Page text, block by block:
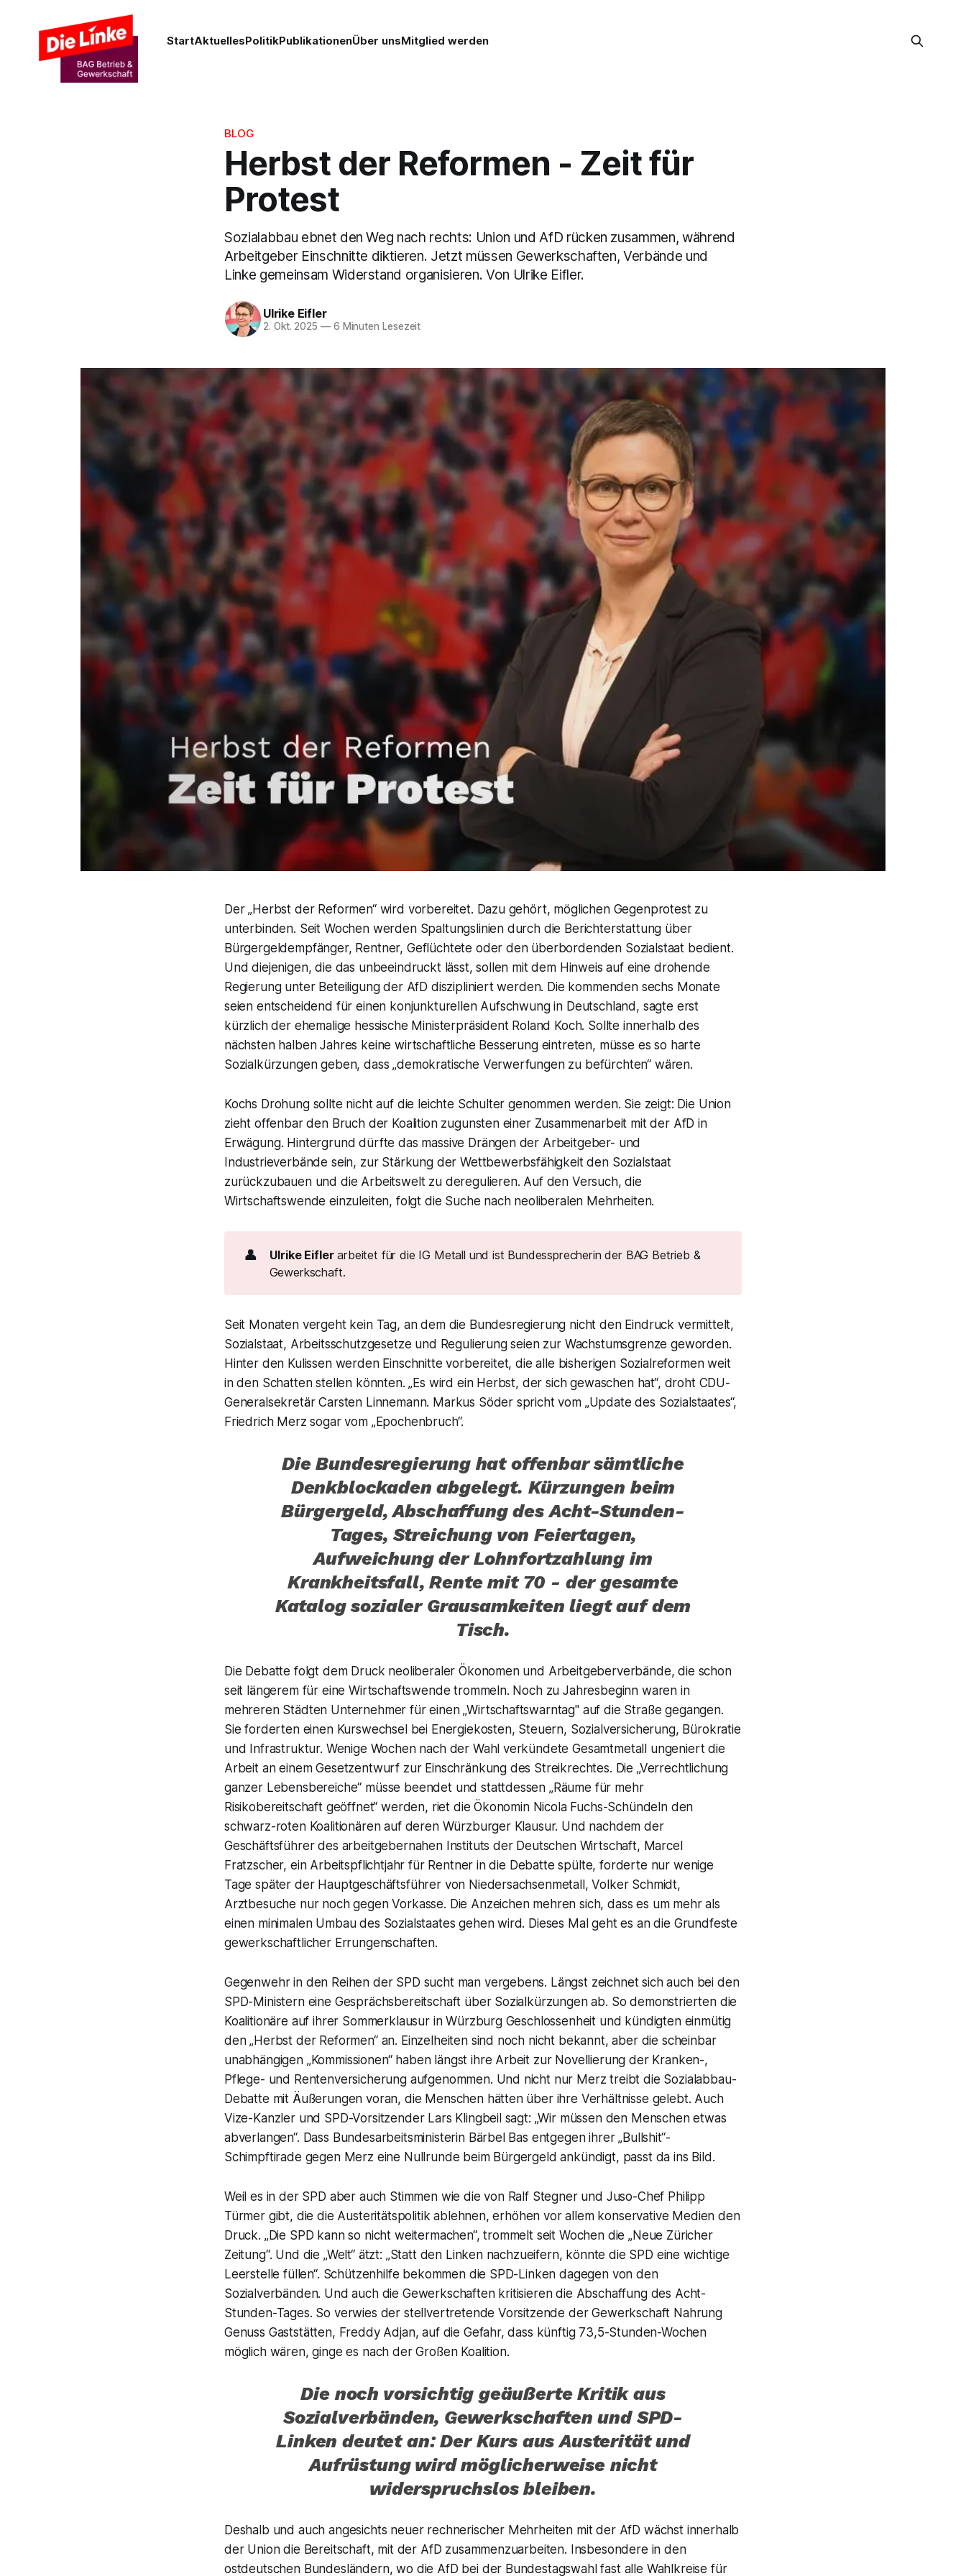
StartAktuellesPolitikPublikationenÜber unsMitglied werden
BLOG
Herbst der Reformen - Zeit für
Protest
Sozialabbau ebnet den Weg nach rechts: Union und AfD rücken zusammen, während
Arbeitgeber Einschnitte diktieren. Jetzt müssen Gewerkschaften, Verbände und
Linke gemeinsam Widerstand organisieren. Von Ulrike Eifler.
Ulrike Eifler
2. Okt. 2025 —6 Minuten Lesezeit
Der „Herbst der Reformen“ wird vorbereitet. Dazu gehört, möglichen Gegenprotest zu
unterbinden. Seit Wochen werden Spaltungslinien durch die Berichterstattung über
Bürgergeldempfänger, Rentner, Geflüchtete oder den überbordenden Sozialstaat bedient.
Und diejenigen, die das unbeeindruckt lässt, sollen mit dem Hinweis auf eine drohende
Regierung unter Beteiligung der AfD diszipliniert werden. Die kommenden sechs Monate
seien entscheidend für einen konjunkturellen Aufschwung in Deutschland, sagte erst
kürzlich der ehemalige hessische Ministerpräsident Roland Koch. Sollte innerhalb des
nächsten halben Jahres keine wirtschaftliche Besserung eintreten, müsse es so harte
Sozialkürzungen geben, dass „demokratische Verwerfungen zu befürchten“ wären.
Kochs Drohung sollte nicht auf die leichte Schulter genommen werden. Sie zeigt: Die Union
zieht offenbar den Bruch der Koalition zugunsten einer Zusammenarbeit mit der AfD in
Erwägung. Hintergrund dürfte das massive Drängen der Arbeitgeber- und
Industrieverbände sein, zur Stärkung der Wettbewerbsfähigkeit den Sozialstaat
zurückzubauen und die Arbeitswelt zu deregulieren. Auf den Versuch, die
Wirtschaftswende einzuleiten, folgt die Suche nach neoliberalen Mehrheiten.
👤 Ulrike Eiflerarbeitet für die IG Metall und ist Bundessprecherin der BAG Betrieb &
Gewerkschaft.
Seit Monaten vergeht kein Tag, an dem die Bundesregierung nicht den Eindruck vermittelt,
Sozialstaat, Arbeitsschutzgesetze und Regulierung seien zur Wachstumsgrenze geworden.
Hinter den Kulissen werden Einschnitte vorbereitet, die alle bisherigen Sozialreformen weit
in den Schatten stellen könnten. „Es wird ein Herbst, der sich gewaschen hat“, droht CDU-
Generalsekretär Carsten Linnemann. Markus Söder spricht vom „Update des Sozialstaates“,
Friedrich Merz sogar vom „Epochenbruch“.
Die Bundesregierung hat offenbar sämtliche
Denkblockaden abgelegt. Kürzungen beim
Bürgergeld, Abschaffung des Acht-Stunden-
Tages, Streichung von Feiertagen,
Aufweichung der Lohnfortzahlung im
Krankheitsfall, Rente mit 70 - der gesamte
Katalog sozialer Grausamkeiten liegt auf dem
Tisch.
Die Debatte folgt dem Druck neoliberaler Ökonomen und Arbeitgeberverbände, die schon
seit längerem für eine Wirtschaftswende trommeln. Noch zu Jahresbeginn waren in
mehreren Städten Unternehmer für einen „Wirtschaftswarntag" auf die Straße gegangen.
Sie forderten einen Kurswechsel bei Energiekosten, Steuern, Sozialversicherung, Bürokratie
und Infrastruktur. Wenige Wochen nach der Wahl verkündete Gesamtmetall ungeniert die
Arbeit an einem Gesetzentwurf zur Einschränkung des Streikrechtes. Die „Verrechtlichung
ganzer Lebensbereiche“ müsse beendet und stattdessen „Räume für mehr
Risikobereitschaft geöffnet“ werden, riet die Ökonomin Nicola Fuchs-Schündeln den
schwarz-roten Koalitionären auf deren Würzburger Klausur. Und nachdem der
Geschäftsführer des arbeitgebernahen Instituts der Deutschen Wirtschaft, Marcel
Fratzscher, ein Arbeitspflichtjahr für Rentner in die Debatte spülte, forderte nur wenige
Tage später der Hauptgeschäftsführer von Niedersachsenmetall, Volker Schmidt,
Arztbesuche nur noch gegen Vorkasse. Die Anzeichen mehren sich, dass es um mehr als
einen minimalen Umbau des Sozialstaates gehen wird. Dieses Mal geht es an die Grundfeste
gewerkschaftlicher Errungenschaften.
Gegenwehr in den Reihen der SPD sucht man vergebens. Längst zeichnet sich auch bei den
SPD-Ministern eine Gesprächsbereitschaft über Sozialkürzungen ab. So demonstrierten die
Koalitionäre auf ihrer Sommerklausur in Würzburg Geschlossenheit und kündigten einmütig
den „Herbst der Reformen“ an. Einzelheiten sind noch nicht bekannt, aber die scheinbar
unabhängigen „Kommissionen“ haben längst ihre Arbeit zur Novellierung der Kranken-,
Pflege- und Rentenversicherung aufgenommen. Und nicht nur Merz treibt die Sozialabbau-
Debatte mit Äußerungen voran, die Menschen hätten über ihre Verhältnisse gelebt. Auch
Vize-Kanzler und SPD-Vorsitzender Lars Klingbeil sagt: „Wir müssen den Menschen etwas
abverlangen“. Dass Bundesarbeitsministerin Bärbel Bas entgegen ihrer „Bullshit“-
Schimpftirade gegen Merz eine Nullrunde beim Bürgergeld ankündigt, passt da ins Bild.
Weil es in der SPD aber auch Stimmen wie die von Ralf Stegner und Juso-Chef Philipp
Türmer gibt, die die Austeritätspolitik ablehnen, erhöhen vor allem konservative Medien den
Druck. „Die SPD kann so nicht weitermachen“, trommelt seit Wochen die „Neue Züricher
Zeitung“. Und die „Welt“ ätzt: „Statt den Linken nachzueifern, könnte die SPD eine wichtige
Leerstelle füllen“. Schützenhilfe bekommen die SPD-Linken dagegen von den
Sozialverbänden. Und auch die Gewerkschaften kritisieren die Abschaffung des Acht-
Stunden-Tages. So verwies der stellvertretende Vorsitzende der Gewerkschaft Nahrung
Genuss Gaststätten, Freddy Adjan, auf die Gefahr, dass künftig 73,5-Stunden-Wochen
möglich wären, ginge es nach der Großen Koalition.
Die noch vorsichtig geäußerte Kritik aus
Sozialverbänden, Gewerkschaften und SPD-
Linken deutet an: Der Kurs aus Austerität und
Aufrüstung wird möglicherweise nicht
widerspruchslos bleiben.
Deshalb und auch angesichts neuer rechnerischer Mehrheiten mit der AfD wächst innerhalb
der Union die Bereitschaft, mit der AfD zusammenzuarbeiten. Insbesondere in den
ostdeutschen Bundesländern, wo die AfD bei der Bundestagswahl fast alle Wahlkreise für